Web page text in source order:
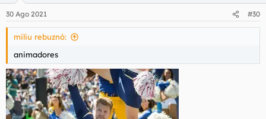
30 Ago 2021 #30
miliu rebuznó:
animadores